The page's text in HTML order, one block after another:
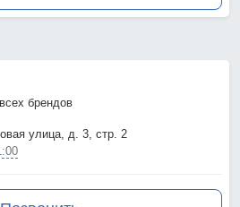
брендов
улица, д. 3, стр. 2